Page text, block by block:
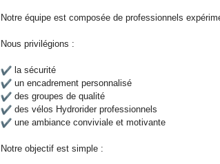
Notre équipe est composée de professionnels
Nous privilégions :
la sécurité
un encadrement personnalisé
des groupes de qualité
des vélos Hydrorider professionnels
une ambiance conviviale et motivante
Notre objectif est simple :